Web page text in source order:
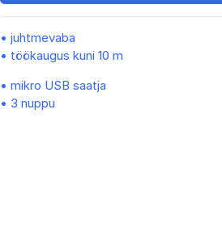
• juhtmevaba
• töökaugus kuni 10 m
• mikro USB saatja
• 3 nuppu